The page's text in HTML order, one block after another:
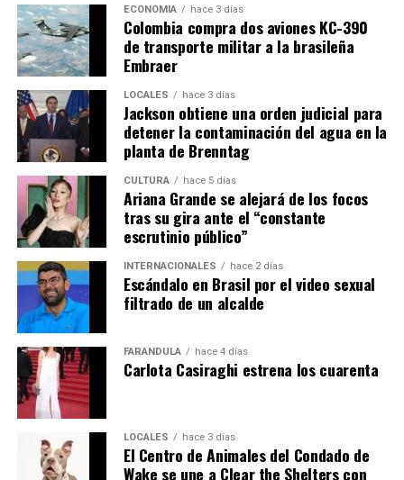
ECONOMÍA hace 3 días
Colombia compra dos aviones KC-390
de transporte militar a la brasileña
Embraer
LOCALES hace 3 días
Jackson obtiene una orden judicial para
detener la contaminación del agua en la
planta de Brenntag
CULTURA hace 5 días
Ariana Grande se alejará de los focos
tras su gira ante el “constante
escrutinio público”
INTERNACIONALES hace 2 días
Escándalo en Brasil por el video sexual
filtrado de un alcalde
FARÁNDULA hace 4 días
Carlota Casiraghi estrena los cuarenta
LOCALES hace 3 días
El Centro de Animales del Condado de
Wake se une a Clear the Shelters con